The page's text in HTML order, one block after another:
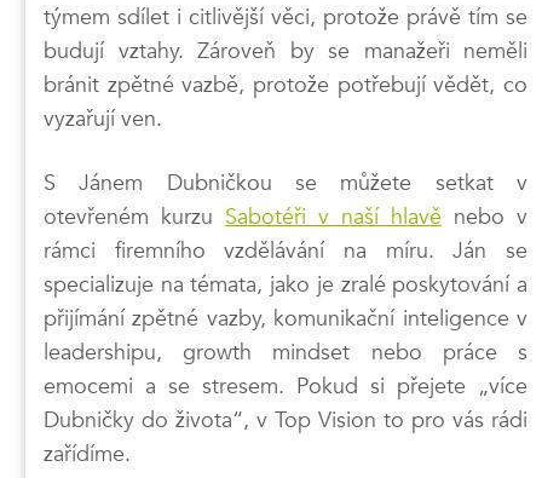
týmem sdílet i citlivější věci, protože právě tím se
budují vztahy. Zároveň by se manažeři neměli
bránit zpětné vazbě, protože potřebují vědět, co
vyzařují ven.
S Jánem Dubničkou se můžete setkat v
otevřeném kurzu Sabotéři v naší hlavě nebo v
rámci firemního vzdělávání na míru. Ján se
specializuje na témata, jako je zralé poskytování a
přijímání zpětné vazby, komunikační inteligence v
leadershipu, growth mindset nebo práce s
emocemi a se stresem. Pokud si přejete „více
Dubničky do života“, v Top Vision to pro vás rádi
zařídíme.